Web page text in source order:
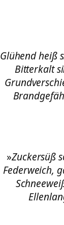
Glühend heiß
Bitterkalt
»Zuckersüß
Federweich,